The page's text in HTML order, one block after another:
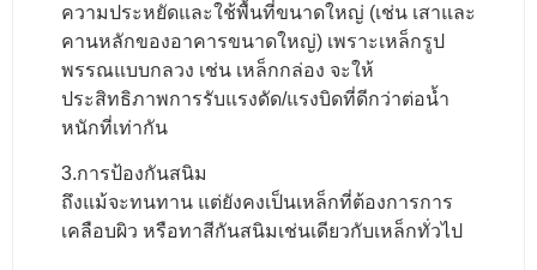
ความประหยัดและใช้พื้นที่ขนาดใหญ่ (เช่น เสาและ
คานหลักของอาคารขนาดใหญ่) เพราะเหล็กรูป
พรรณแบบกลวง เช่น เหล็กกล่อง จะให้
ประสิทธิภาพการรับแรงดัด/แรงบิดที่ดีกว่าต่อน้ำ
หนักที่เท่ากัน
3.การป้องกันสนิม
ถึงแม้จะทนทาน แต่ยังคงเป็นเหล็กที่ต้องการการ
เคลือบผิว หรือทาสีกันสนิมเช่นเดียวกับเหล็กทั่วไป